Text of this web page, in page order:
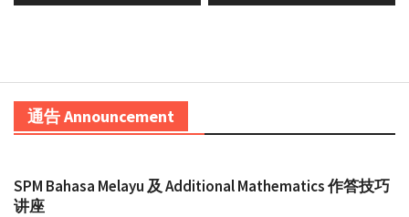
通告 Announcement
SPM Bahasa Melayu 及 Additional Mathematics 作答技巧
讲座